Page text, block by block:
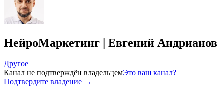
НейроМаркетинг | Евгений Андрианов
Другое
Канал не подтверждён владельцемЭто ваш канал?
Подтвердите владение →